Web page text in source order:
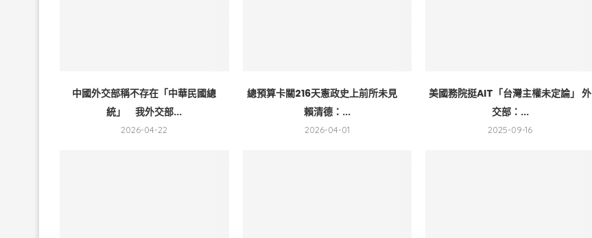
中國外交部稱不存在「中華民國總
統」 我外交部...
2026-04-22
總預算卡關216天憲政史上前所未見
賴清德：...
2026-04-01
美國務院挺AIT「台灣主權未定論」 外
交部：...
2025-09-16